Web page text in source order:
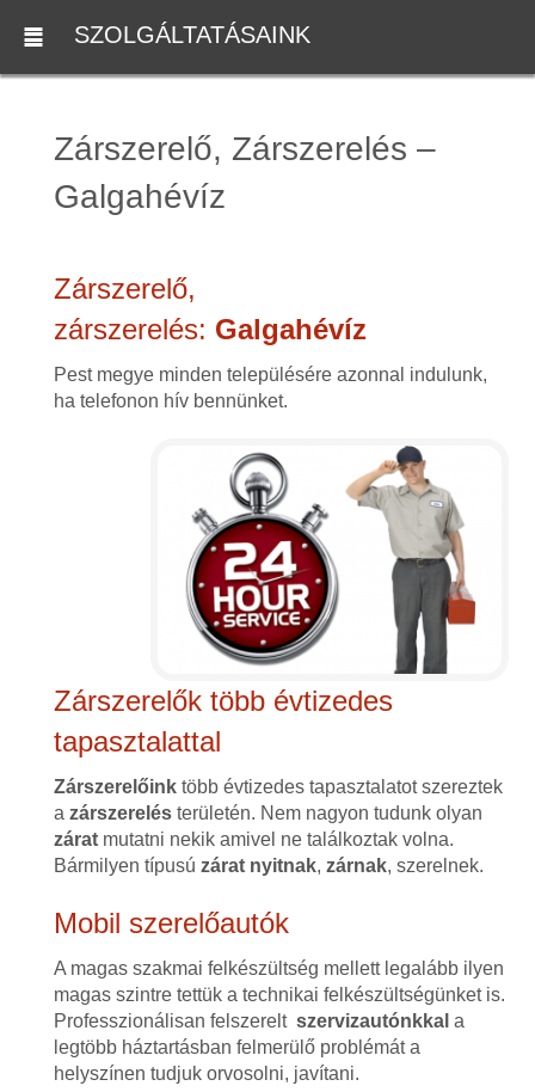
SZOLGÁLTATÁSAINK
Zárszerelő, Zárszerelés –
Galgahévíz
Zárszerelő,
zárszerelés: Galgahévíz
Pest megye minden településére azonnal indulunk,
ha telefonon hív bennünket.
Zárszerelők több évtizedes
tapasztalattal
Zárszerelőinktöbb évtizedes tapasztalatot szereztek
a zárszerelésterületén. Nem nagyon tudunk olyan
záratmutatni nekik amivel ne találkoztak volna.
Bármilyen típusú zárat nyitnak, zárnak, szerelnek.
Mobil szerelőautók
A magas szakmai felkészültség mellett legalább ilyen
magas szintre tettük a technikai felkészültségünket is.
Professzionálisan felszerelt szervizautónkkal a
legtöbb háztartásban felmerülő problémát a
helyszínen tudjuk orvosolni, javítani.